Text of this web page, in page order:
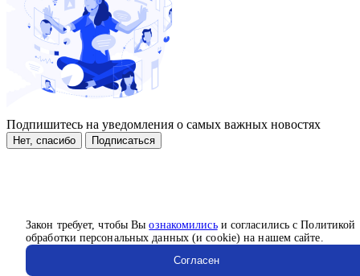
Закон требует, чтобы Выознакомилисьи согласились с Политикой
обработки персональных данных (и cookie) на нашем сайте.
Согласен
Подпишитесь на уведомления о самых важных новостях
Нет, спасибо Подписаться